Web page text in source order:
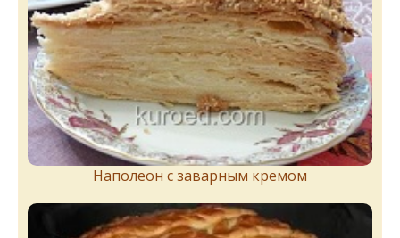
Наполеон с заварным кремом